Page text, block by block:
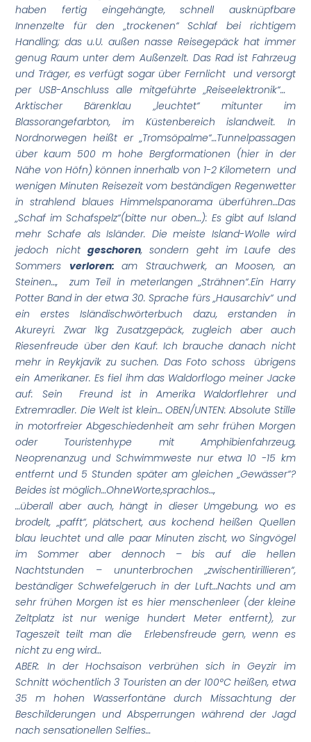
haben fertig eingehängte, schnell ausknüpfbare
Innenzelte für den „trockenen“ Schlaf bei richtigem
Handling; das u.U. außen nasse Reisegepäck hat immer
genug Raum unter dem Außenzelt. Das Rad ist Fahrzeug
und Träger, es verfügt sogar über Fernlicht und versorgt
per USB-Anschluss alle mitgeführte „Reiseelektronik“…
Arktischer Bärenklau „leuchtet“ mitunter im
Blassorangefarbton, im Küstenbereich islandweit. In
Nordnorwegen heißt er „Tromsöpalme“…Tunnelpassagen
über kaum 500 m hohe Bergformationen (hier in der
Nähe von Höfn) können innerhalb von 1-2 Kilometern und
wenigen Minuten Reisezeit vom beständigen Regenwetter
in strahlend blaues Himmelspanorama überführen…Das
„Schaf im Schafspelz“(bitte nur oben…): Es gibt auf Island
mehr Schafe als Isländer. Die meiste Island-Wolle wird
jedoch nichtgeschoren, sondern geht im Laufe des
Sommers verloren:am Strauchwerk, an Moosen, an
Steinen…, zum Teil in meterlangen „Strähnen“.Ein Harry
Potter Band in der etwa 30. Sprache fürs „Hausarchiv“ und
ein erstes Isländischwörterbuch dazu, erstanden in
Akureyri. Zwar 1kg Zusatzgepäck, zugleich aber auch
Riesenfreude über den Kauf: Ich brauche danach nicht
mehr in Reykjavik zu suchen. Das Foto schoss übrigens
ein Amerikaner. Es fiel ihm das Waldorflogo meiner Jacke
auf: Sein Freund ist in Amerika Waldorflehrer und
Extremradler. Die Welt ist klein… OBEN/UNTEN: Absolute Stille
in motorfreier Abgeschiedenheit am sehr frühen Morgen
oder Touristenhype mit Amphibienfahrzeug,
Neoprenanzug und Schwimmweste nur etwa 10 -15 km
entfernt und 5 Stunden später am gleichen „Gewässer“?
Beides ist möglich…OhneWorte,sprachlos…,
…überall aber auch, hängt in dieser Umgebung, wo es
brodelt, „pafft“, plätschert, aus kochend heißen Quellen
blau leuchtet und alle paar Minuten zischt, wo Singvögel
im Sommer aber dennoch – bis auf die hellen
Nachtstunden – ununterbrochen „zwischentirillieren“,
beständiger Schwefelgeruch in der Luft…Nachts und am
sehr frühen Morgen ist es hier menschenleer (der kleine
Zeltplatz ist nur wenige hundert Meter entfernt), zur
Tageszeit teilt man die Erlebensfreude gern, wenn es
nicht zu eng wird…
ABER: In der Hochsaison verbrühen sich in Geyzir im
Schnitt wöchentlich 3 Touristen an der 100°C heißen, etwa
35 m hohen Wasserfontäne durch Missachtung der
Beschilderungen und Absperrungen während der Jagd
nach sensationellen Selfies…